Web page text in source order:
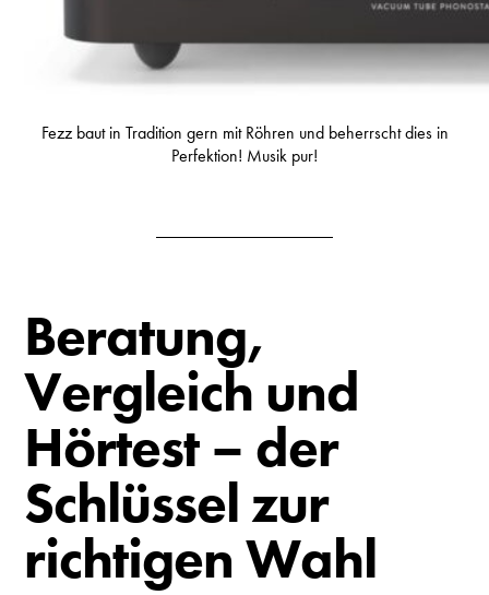
Fezz baut in Tradition gern mit Röhren und beherrscht dies in
Perfektion! Musik pur!
Beratung,
Vergleich und
Hörtest – der
Schlüssel zur
richtigen Wahl